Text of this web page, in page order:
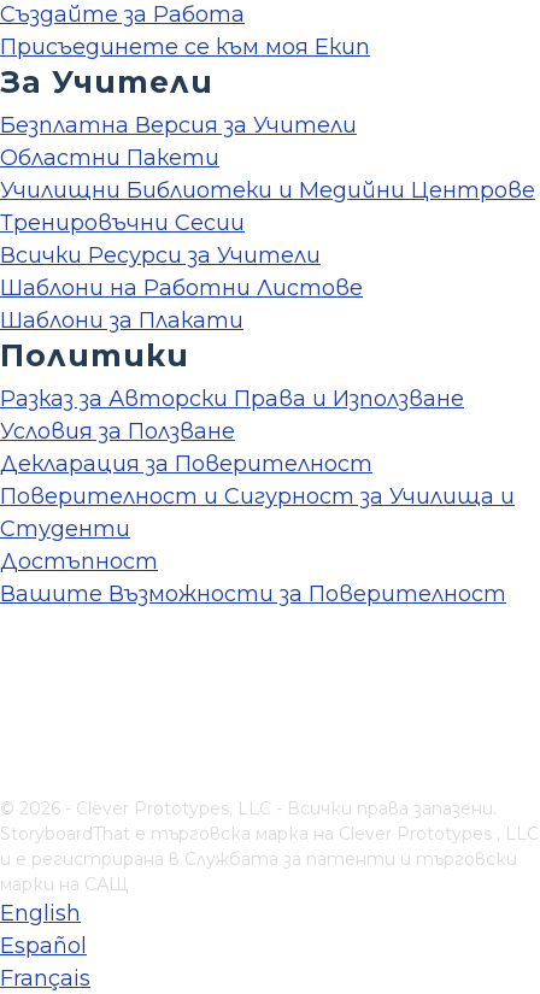
Създайте за Работа
Присъединете се към моя Екип
За Учители
Безплатна Версия за Учители
Областни Пакети
Училищни Библиотеки и Медийни Центрове
Тренировъчни Сесии
Всички Ресурси за Учители
Шаблони на Работни Листове
Шаблони за Плакати
Политики
Разказ за Авторски Права и Използване
Условия за Ползване
Декларация за Поверителност
Поверителност и Сигурност за Училища и
Студенти
Достъпност
Вашите Възможности за Поверителност
© 2026 - Clever Prototypes, LLC - Всички права запазени.
StoryboardThat е търговска марка на Clever Prototypes , LLC
и е регистрирана в Службата за патенти и търговски
марки на САЩ
English
Español
Français